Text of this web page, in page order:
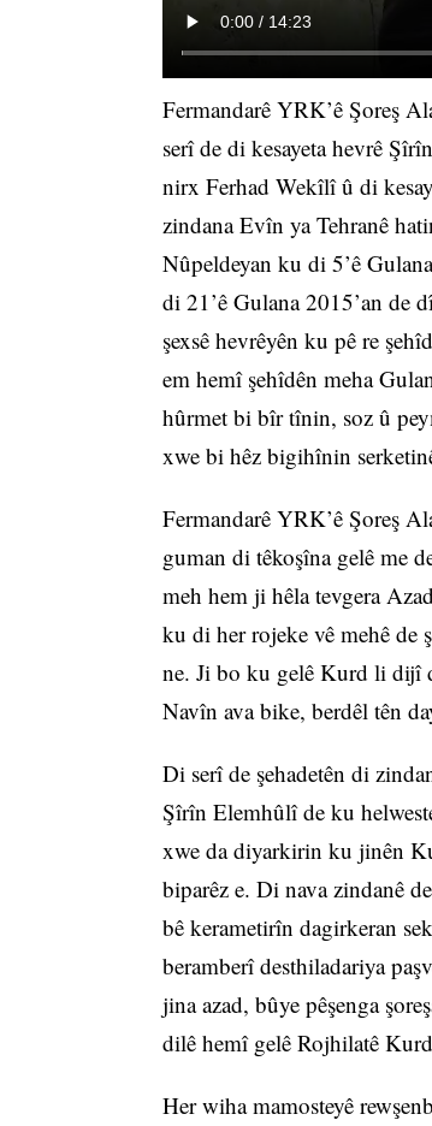
Fermandarê YRK’ê Şoreş
serî de di kesayeta hevrê
nirx Ferhad Wekîlî û di
zindana Evîn ya Tehranê
Nûpeldeyan ku di 5’ê
di 21’ê Gulana 2015’an de
şexsê hevrêyên ku pê re
em hemî şehîdên meha
hûrmet bi bîr tînin, soz û
xwe bi hêz bigihînin
Fermandarê YRK’ê Şoreş
guman di têkoşîna gelê me
meh hem ji hêla tevgera
ku di her rojeke vê mehê de
ne. Ji bo ku gelê Kurd li dijî
Navîn ava bike, berdêl tên
Di serî de şehadetên di
Şîrîn Elemhûlî de ku
xwe da diyarkirin ku jinên
biparêz e. Di nava zindanê
bê kerametirîn dagirkeran
beramberî desthiladariya
jina azad, bûye pêşenga
dilê hemî gelê Rojhilatê
Her wiha mamosteyê